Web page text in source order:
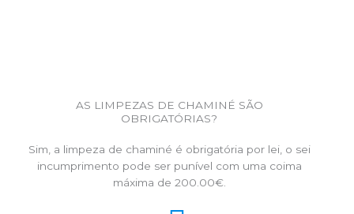
AS LIMPEZAS DE CHAMINÉ SÃO
OBRIGATÓRIAS?
Sim, a limpeza de chaminé é obrigatória por lei, o sei
incumprimento pode ser punível com uma coima
máxima de 200.00€.